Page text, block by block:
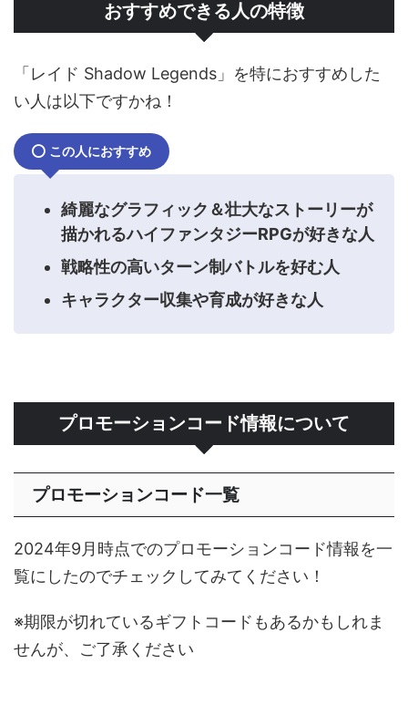
おすすめできる人の特徴
「レイド Shadow Legends」を特におすすめした
い人は以下ですかね！
この人におすすめ
綺麗なグラフィック＆壮大なストーリーが
描かれるハイファンタジーRPGが好きな人
戦略性の高いターン制バトルを好む人
キャラクター収集や育成が好きな人
プロモーションコード情報について
プロモーションコード一覧
2024年9月時点でのプロモーションコード情報を一
覧にしたのでチェックしてみてください！
※期限が切れているギフトコードもあるかもしれま
せんが、ご了承ください